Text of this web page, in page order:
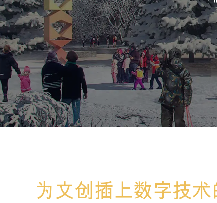
为文创插上数字技